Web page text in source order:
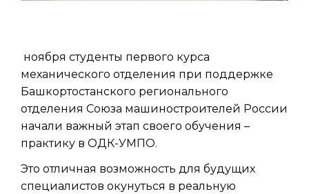
ноября студенты первого курса
механического отделения при поддержке
Башкортостанского регионального
отделения Союза машиностроителей России
начали важный этап своего обучения –
практику в ОДК-УМПО.
Это отличная возможность для будущих
специалистов окунуться в реальную